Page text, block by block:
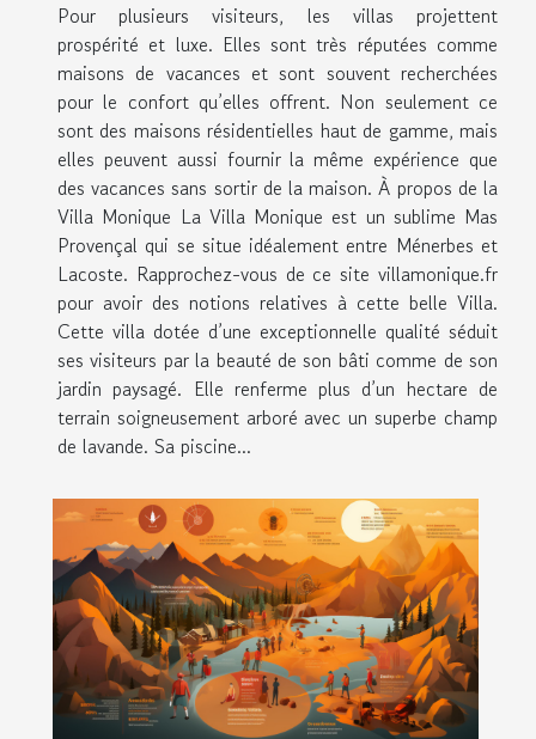
Pour plusieurs visiteurs, les villas projettent
prospérité et luxe. Elles sont très réputées comme
maisons de vacances et sont souvent recherchées
pour le confort qu’elles offrent. Non seulement ce
sont des maisons résidentielles haut de gamme, mais
elles peuvent aussi fournir la même expérience que
des vacances sans sortir de la maison. À propos de la
Villa Monique La Villa Monique est un sublime Mas
Provençal qui se situe idéalement entre Ménerbes et
Lacoste. Rapprochez-vous de ce site villamonique.fr
pour avoir des notions relatives à cette belle Villa.
Cette villa dotée d’une exceptionnelle qualité séduit
ses visiteurs par la beauté de son bâti comme de son
jardin paysagé. Elle renferme plus d’un hectare de
terrain soigneusement arboré avec un superbe champ
de lavande. Sa piscine...